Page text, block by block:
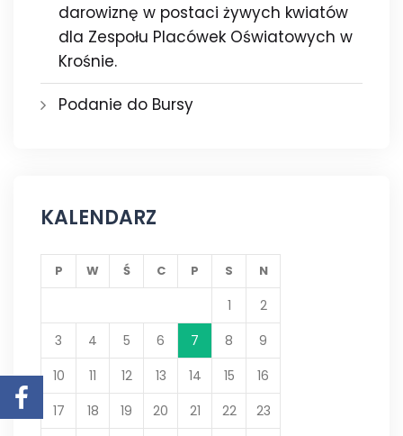
darowiznę w postaci żywych kwiatów
dla Zespołu Placówek Oświatowych w
Krośnie.
Podanie do Bursy
KALENDARZ
P W Ś C P S N
1
2
3
4 5 6 7 8
9
10
11 12 13 14 15
16
17
18 19 20 21 22
23